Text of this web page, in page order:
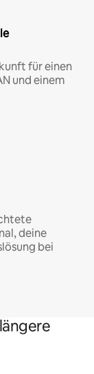
für einen
und einem
deine
bei